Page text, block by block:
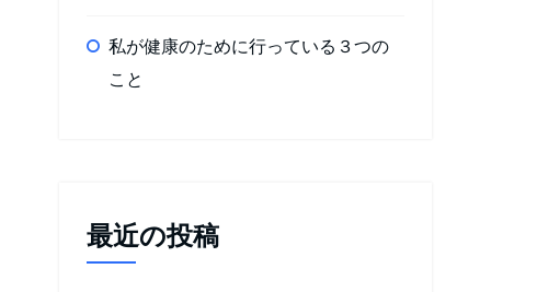
私が健康のために行っている３つの
こと
最近の投稿